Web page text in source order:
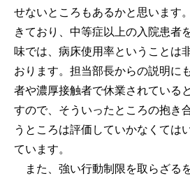
せないところもあるかと思います
きており、中等症以上の入院患者
味では、病床使用率ということは
おります。担当部長からの説明に
者や濃厚接触者で休業されている
すので、そういったところの抱き
うところは評価していかなくては
ています。
また、強い行動制限を取らざる